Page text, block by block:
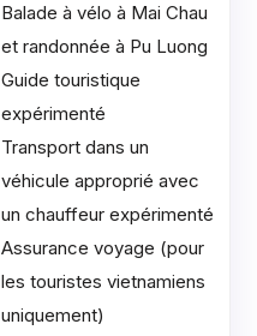
Balade à vélo à Mai Chau
et randonnée à Pu Luong
Guide touristique
expérimenté
Transport dans un
véhicule approprié avec
un chauffeur expérimenté
Assurance voyage (pour
les touristes vietnamiens
uniquement)